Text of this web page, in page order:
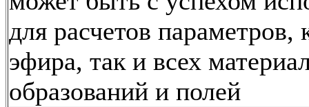
для расчетов параметров,
эфира, так и всех
образований и полей